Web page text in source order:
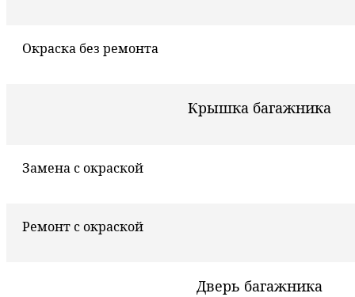
Окраска без ремонта
Крышка багажника
Замена с окраской
Ремонт с окраской
Дверь багажника